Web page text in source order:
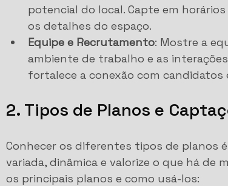
potencial do local. Capte em
os detalhes do espaço.
Equipe e Recrutamento: Mostre a
ambiente de trabalho e as
fortalece a conexão com candidatos
2. Tipos de Planos e
Conhecer os diferentes tipos de planos
variada, dinâmica e valorize o que há de
os principais planos e como usá-los: